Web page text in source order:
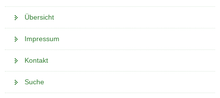
Übersicht
Impressum
Kontakt
Suche